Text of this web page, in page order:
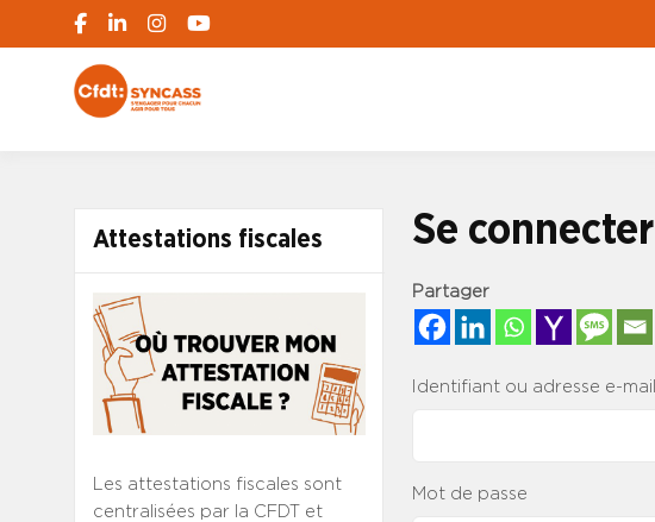
Attestations fiscales
Les attestations fiscales sont
centralisées par la CFDT et
Se connecter
Partager
Identifiant ou adresse e-mail
Mot de passe